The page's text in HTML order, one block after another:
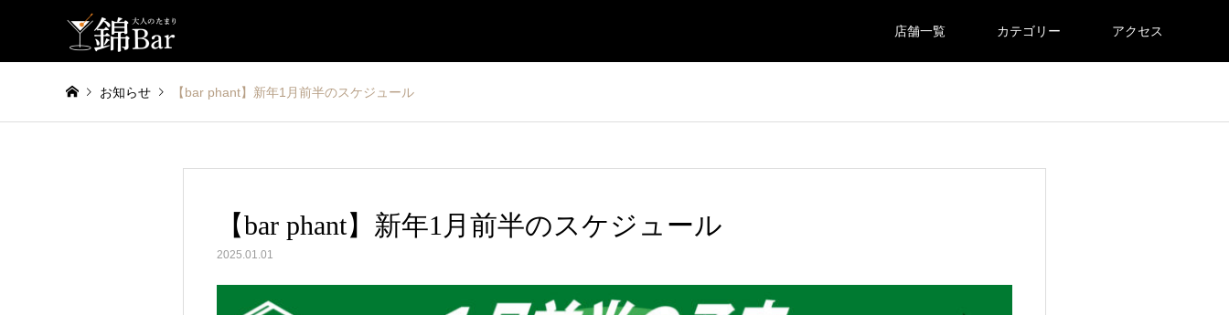
店舗一覧 カテゴリー アクセス
お知らせ 【bar phant】新年1月前半のスケジュール
【bar phant】新年1月前半のスケジュール
2025.01.01